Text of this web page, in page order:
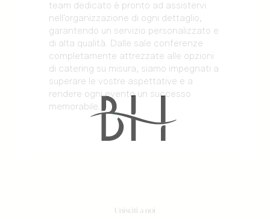
team dedicato è pronto ad assistervi
nell'organizzazione di ogni dettaglio,
garantendo un servizio personalizzato e
di alta qualità. Dalle sale conferenze
completamente attrezzate alle opzioni
di catering su misura, siamo impegnati a
superare le vostre aspettative e a
rendere ogni evento un successo
memorabile.
Unisciti a noi